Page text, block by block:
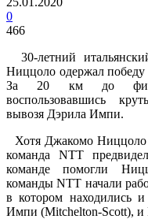
0
466
30-летний
Ниццоло одержал
За 20 км до
воспользовавшись
вывозя Дэрила Импи.
Хотя Джакомо Ниццоло
команда NTT
команде помогли
команды NTT начали
в котором находились
Импи (Mitchelton-Scott), и